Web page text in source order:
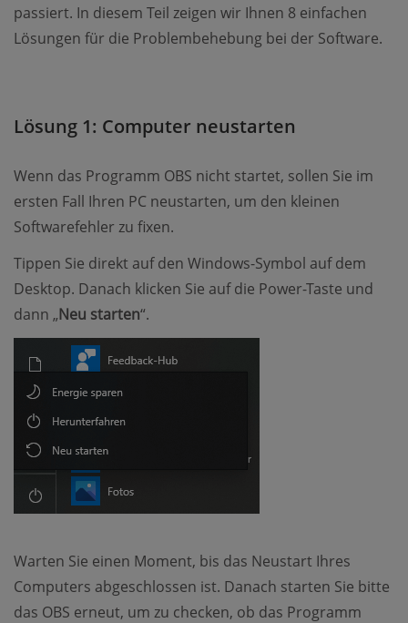
passiert. In diesem Teil zeigen wir Ihnen 8 einfachen
Lösungen für die Problembehebung bei der Software.
Lösung 1: Computer neustarten
Wenn das Programm OBS nicht startet, sollen Sie im
ersten Fall Ihren PC neustarten, um den kleinen
Softwarefehler zu fixen.
Tippen Sie direkt auf den Windows-Symbol auf dem
Desktop. Danach klicken Sie auf die Power-Taste und
dann „Neu starten“.
Warten Sie einen Moment, bis das Neustart Ihres
Computers abgeschlossen ist. Danach starten Sie bitte
das OBS erneut, um zu checken, ob das Programm